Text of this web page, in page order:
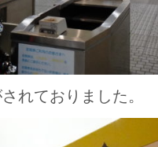
れておりました。